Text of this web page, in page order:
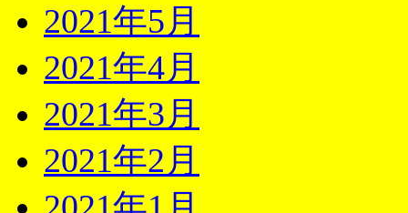
2021年5月
2021年4月
2021年3月
2021年2月